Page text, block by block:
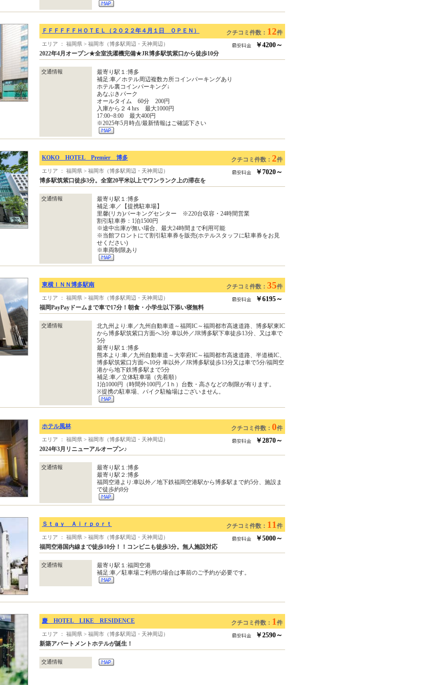
ＦＦＦＦＦＦＨＯＴＥＬ（２０２２年４月１日 ＯＰＥＮ） クチコミ件数： 12件
エリア ： 福岡県 > 福岡市（博多駅周辺・天神周辺） ￥4200～
2022年4月オープン★全室洗濯機完備★JR博多駅筑紫口から徒歩10分
交通情報
最寄り駅１:博多
補足:車／ホテル周辺複数カ所コインパーキングあり
ホテル裏コインパーキング↓
あなぶきパーク
オールタイム 60分 200円
入庫から２４hrs 最大1000円
17:00~8:00 最大400円
※2025年5月時点/最新情報はご確認下さい
KOKO HOTEL Premier 博多 クチコミ件数： 2件
エリア ： 福岡県 > 福岡市（博多駅周辺・天神周辺） ￥7020～
博多駅筑紫口徒歩3分。全室20平米以上でワンランク上の滞在を
交通情報
最寄り駅１:博多
補足:車／【提携駐車場】
里馨(リカ)パーキングセンター ※220台収容・24時間営業
割引駐車券：1泊1500円
※途中出庫が無い場合、最大24時間まで利用可能
※当館フロントにて割引駐車券を販売(ホテルスタッフに駐車券をお見
せください)
※車両制限あり
東横ＩＮＮ博多駅南 クチコミ件数： 35件
エリア ： 福岡県 > 福岡市（博多駅周辺・天神周辺） ￥6195～
福岡PayPayドームまで車で17分！朝食・小学生以下添い寝無料
交通情報
北九州より:車／九州自動車道～福岡IC～福岡都市高速道路、博多駅東IC
から博多駅筑紫口方面へ3分 車以外／JR博多駅下車徒歩13分、又は車で
5分
最寄り駅１:博多
熊本より:車／九州自動車道～大宰府IC～福岡都市高速道路、半道橋IC、
博多駅筑紫口方面へ10分 車以外／JR博多駅徒歩13分又は車で5分/福岡空
港から地下鉄博多駅まで5分
補足:車／立体駐車場（先着順）
1泊1000円（時間外100円／1ｈ）台数・高さなどの制限が有ります。
※提携の駐車場、バイク駐輪場はございません。
ホテル風林 クチコミ件数： 0件
エリア ： 福岡県 > 福岡市（博多駅周辺・天神周辺） ￥2870～
2024年3月リニューアルオープン♪
交通情報
最寄り駅１:博多
最寄り駅２:博多
福岡空港より:車以外／地下鉄福岡空港駅から博多駅まで約5分、施設ま
で徒歩約8分
Ｓｔａｙ Ａｉｒｐｏｒｔ クチコミ件数： 11 件
エリア ： 福岡県 > 福岡市（博多駅周辺・天神周辺） ￥5000～
福岡空港国内線まで徒歩10分！！コンビニも徒歩3分。無人施設対応
交通情報
最寄り駅１:福岡空港
補足:車／駐車場ご利用の場合は事前のご予約が必要です。
慶 HOTEL LIKE RESIDENCE クチコミ件数： 1 件
エリア ： 福岡県 > 福岡市（博多駅周辺・天神周辺） ￥2590～
新築アパートメントホテルが誕生！
交通情報